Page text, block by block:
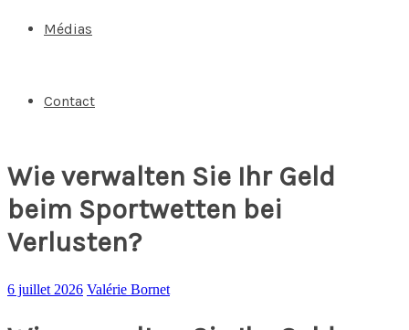
Médias
Contact
Wie verwalten Sie Ihr Geld
beim Sportwetten bei
Verlusten?
6 juillet 2026 Valérie Bornet